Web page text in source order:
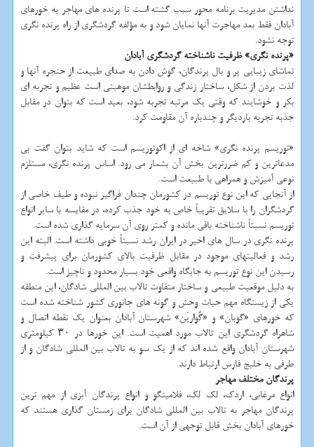
نداشتن مدیریت برنامه محور سبب گشته است تا پرنده های مهاجر به خورهای
آبادان فقط بعد مهاجرت آنها نمایان شود و به مؤلفه گردشگری از راه پرنده نگری
توجه نشود.
«پرنده نگری» ظرفیت ناشناخته گردشگری آبادان
تماشای زیبایی پر و بال پرندگان، گوش دادن به صدای طبیعت از حنجره آنها و
لذت بردن از شکل، ساختار زندگی و روابطشان موهبتی است عظیم و تجربه ای
بکر و خوشایند که وقتی یک مرتبه تجربه شود، بعید است که بتوان در مقابل
جذبه تجربه باردیگر و چندباره آن مقاومت کرد.
«توریسم پرنده نگری» شاخه ای از اکوتوریسم است که شاید بتوان گفت بی
مدعاترین و کم ضررترین بخش آن بشمار می رود. اساس پرنده نگری، مستلزم
نوعی آمیزش و همراهی با طبیعت است.
از آنجایی که این نوع توریسم در کشورمان چندان فراگیر نبوده و طیف خاصی از
گردشگران را با سلایق تقریباً خاص به خود جذب کرده، در مقایسه با سایر انواع
توریسم نسبتاً ناشناخته باقی مانده و کمتر روی آن سرمایه گذاری شده است.
پرنده نگری در سال های اخیر در ایران رشد نسبتاً خوبی داشته است. البته این
رشد و فعالیتهای موجود در مقابل ظرفیت بالای کشورمان برای پیشرفت و
رسیدن این نوع توریسم به جایگاه واقعی خود بسیار محدود و ناچیز است.
به دلیل موقعیت طبیعی و ساختار متفاوت تالاب بین المللی شادگان، این منطقه
یکی از زیستگاه مهم حیات وحش و گونه های جانوری کشور شناخته شده است
که خورهای «گوبان» و «گُواریَن» شهرستان آبادان بعنوان یک نقطه اتصال و
شاهراه گردشگری این تالاب مورد اهمیت است. این خورها در ۳۰ کیلومتری
شهرستان آبادان واقع شده اند که از یک سو به تالاب بین المللی شادگان و از
طرفی به خلیج فارس ارتباط دارند.
پرندگان مختلف مهاجر
انواع مرغابی، اردک، لک لک، فلامینگو و انواع پرندگان آبزی از مهم ترین
پرندگان مهاجر به تالاب بین المللی شادگان برای زمستان گذاری هستند که
خورهای آبادان بخش قابل توجهی از آن است.